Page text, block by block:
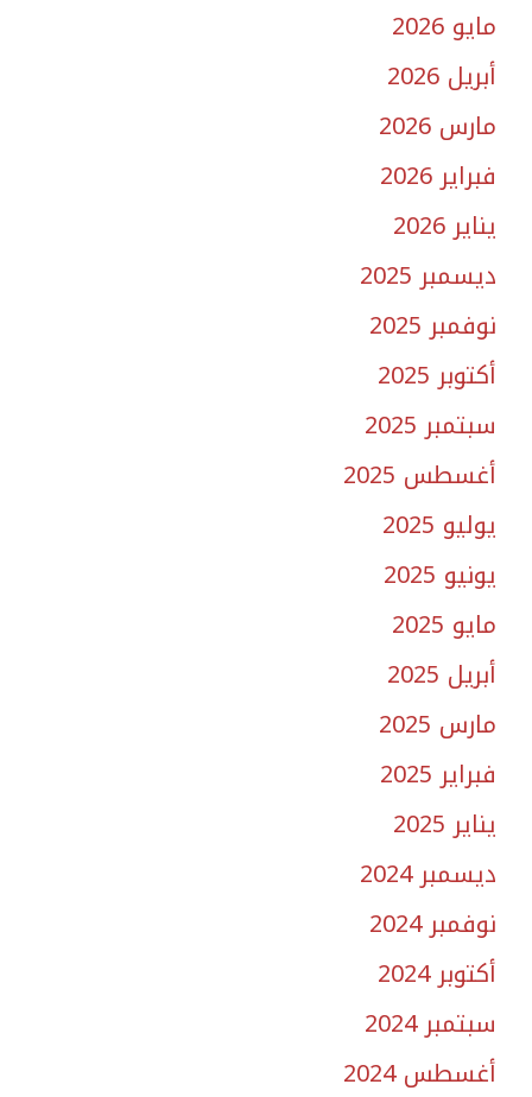
مايو 2026
أبريل 2026
مارس 2026
فبراير 2026
يناير 2026
ديسمبر 2025
نوفمبر 2025
أكتوبر 2025
سبتمبر 2025
أغسطس 2025
يوليو 2025
يونيو 2025
مايو 2025
أبريل 2025
مارس 2025
فبراير 2025
يناير 2025
ديسمبر 2024
نوفمبر 2024
أكتوبر 2024
سبتمبر 2024
أغسطس 2024